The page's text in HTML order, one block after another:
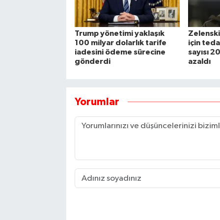
Trump yönetimi yaklaşık
100 milyar dolarlık tarife
iadesini ödeme sürecine
gönderdi
için
sayısı
azaldı
Yorumlar